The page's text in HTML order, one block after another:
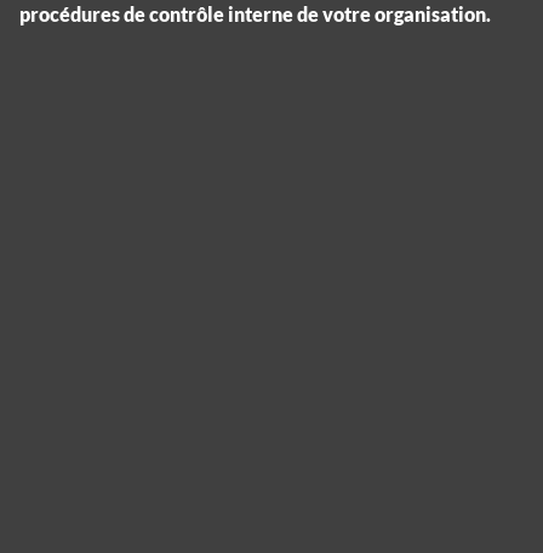
procédures de contrôle interne de votre organisation.